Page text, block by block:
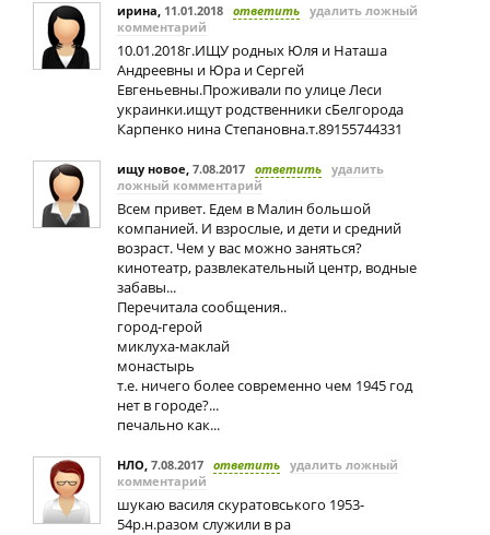
ирина, 11.01.2018 ответить удалить ложный
комментарий
10.01.2018г.ИЩУ родных Юля и Наташа
Андреевны и Юра и Сергей
Евгеньевны.Проживали по улице Леси
украинки.ищут родственники сБелгорода
Карпенко нина Степановна.т.89155744331
ищу новое, 7.08.2017 ответить удалить
ложный комментарий
Всем привет. Едем в Малин большой
компанией. И взрослые, и дети и средний
возраст. Чем у вас можно заняться?
кинотеатр, развлекательный центр, водные
забавы...
Перечитала сообщения..
город-герой
миклуха-маклай
монастырь
т.е. ничего более современно чем 1945 год
нет в городе?...
печально как...
НЛО, 7.08.2017 ответить удалить ложный
комментарий
шукаю василя скуратовського 1953-
54р.н.разом служили в ра